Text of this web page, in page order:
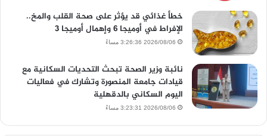
خطأ غذائي قد يؤثر على صحة القلب والمخ..
الإفراط في أوميجا 6 وإهمال أوميجا 3
2026/08/06 3:26:36 مساءً
نائبة وزير الصحة تبحث التحديات السكانية مع
قيادات جامعة المنصورة وتشارك في فعاليات
اليوم السكاني بالدقهلية
2026/08/06 3:23:31 مساءً